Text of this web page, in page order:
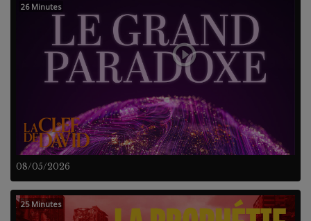
08/05/2026
26 Minutes
25 Minutes